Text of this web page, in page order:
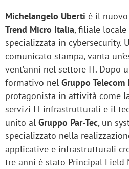
Michelangelo Uberti è il
Trend Micro Italia, filiale
specializzata in cybersecurity.
comunicato stampa, vanta
vent’anni nel settore IT. Dopo
formativo nel Gruppo Telecom
protagonista in attività come
servizi IT infrastrutturali e il
unito al Gruppo Par-Tec, un
specializzato nella
applicative e infrastrutturali
tre anni è stato Principal Field